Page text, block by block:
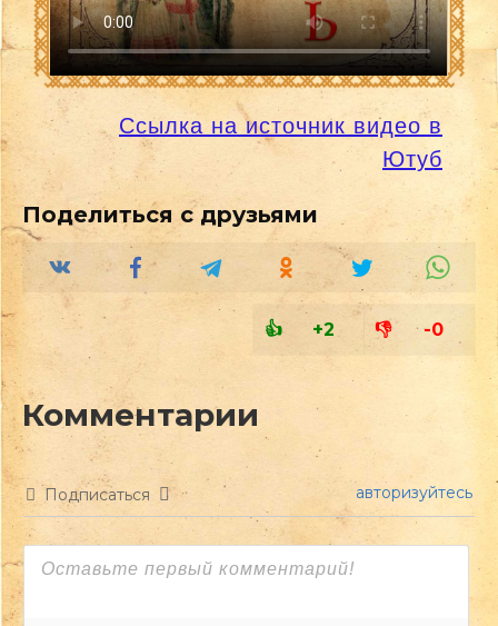
Ссылка на источник видео в
Ютуб
+2 -0
Подписаться авторизуйтесь